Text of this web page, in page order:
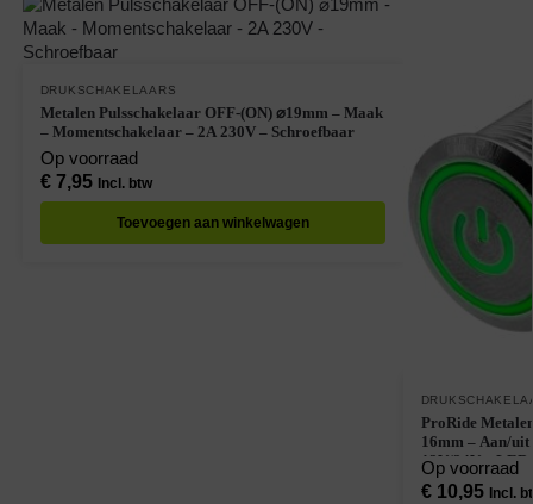
DRUKSCHAKELAARS
Metalen Pulsschakelaar OFF-(ON) ⌀19mm – Maak
– Momentschakelaar – 2A 230V – Schroefbaar
Op voorraad
€7,95 Incl. btw
Toevoegen aan winkelwagen
ProRide
16mm – Aan/
12V/24V –
Op voorraad
€10,95 Incl.